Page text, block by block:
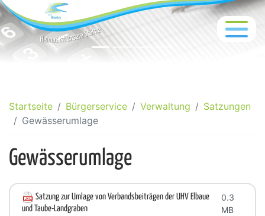
Startseite Bürgerservice Verwaltung
Satzungen
Gewässerumlage
Gewässerumlage
Satzung zur Umlage von Verbandsbeiträgen der UHV Elbaue
und Taube-Landgraben
0.3
MB